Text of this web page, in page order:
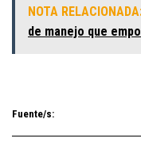
NOTA
de manejo que
Fuente/s: